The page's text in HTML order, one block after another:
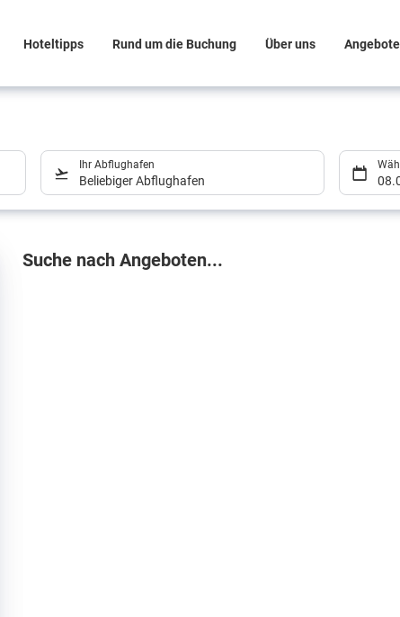
Hoteltipps Rund um die Buchung Über uns Angebote
Ihr Abflughafen
Beliebiger Abflughafen
Suchergebnisse
Suche nach Angeboten...